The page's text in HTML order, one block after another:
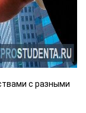
с разными